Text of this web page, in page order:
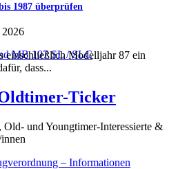
107 SL / SLC
1987 überprüfen
einschließlich Modelljahr 87 ein
dass...
Ticker
und Youngtimer-Interessierte &
– Informationen